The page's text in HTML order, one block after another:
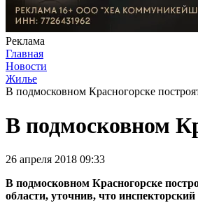
Реклама
Главная
Новости
Жилье
В подмосковном Красногорске
В подмосковном
26 апреля 2018 09:33
В подмосковном Красногорске
области, уточнив, что